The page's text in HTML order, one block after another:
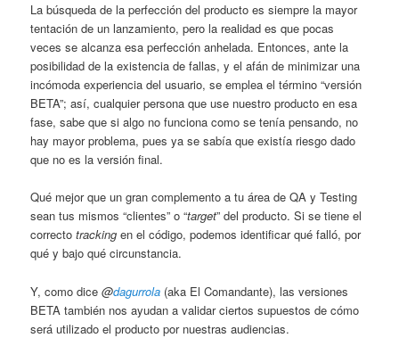
La búsqueda de la perfección del producto es siempre la mayor
tentación de un lanzamiento, pero la realidad es que pocas
veces se alcanza esa perfección anhelada. Entonces, ante la
posibilidad de la existencia de fallas, y el afán de minimizar una
incómoda experiencia del usuario, se emplea el término “versión
BETA”; así, cualquier persona que use nuestro producto en esa
fase, sabe que si algo no funciona como se tenía pensando, no
hay mayor problema, pues ya se sabía que existía riesgo dado
que no es la versión final.
Qué mejor que un gran complemento a tu área de QA y Testing
sean tus mismos “clientes” o “target” del producto. Si se tiene el
correcto trackingen el código, podemos identificar qué falló, por
qué y bajo qué circunstancia.
Y, como dice@dagurrola (aka El Comandante), las versiones
BETA también nos ayudan a validar ciertos supuestos de cómo
será utilizado el producto por nuestras audiencias.